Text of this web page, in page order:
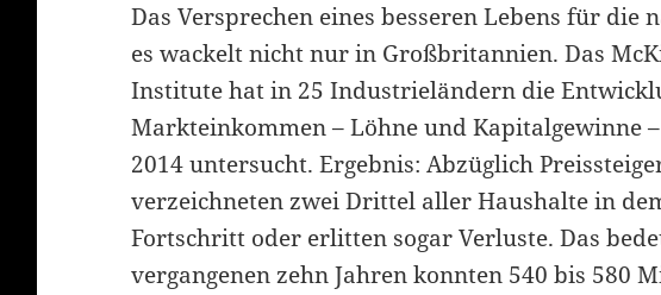
Das Versprechen eines besseren Lebens für die
es wackelt nicht nur in Großbritannien. Das
Institute hat in 25 Industrieländern die
Markteinkommen – Löhne und Kapitalgewinne
2014 untersucht. Ergebnis: Abzüglich
verzeichneten zwei Drittel aller Haushalte in
Fortschritt oder erlitten sogar Verluste. Das
vergangenen zehn Jahren konnten 540 bis 580